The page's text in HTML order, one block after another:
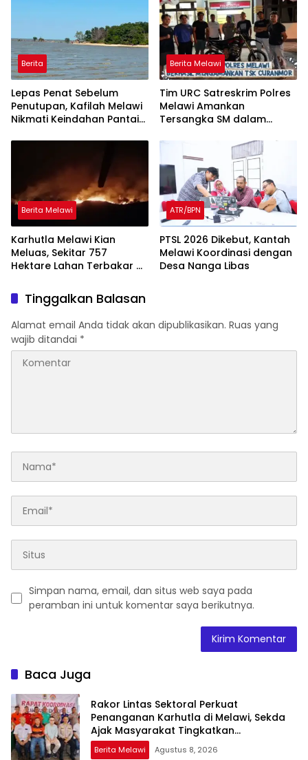
Berita
Lepas Penat Sebelum
Penutupan, Kafilah Melawi
Nikmati Keindahan Pantai
Berita Melawi
Tim URC Satreskrim Polres
Melawi Amankan
Tersangka SM dalam
Paal
Berita Melawi
Karhutla Melawi Kian
Meluas, Sekitar 757
Hektare Lahan Terbakar di
ATR/BPN
PTSL 2026 Dikebut, Kantah
Melawi Koordinasi dengan
Desa Nanga Libas
Tinggalkan Balasan
Alamat email Anda tidak akan dipublikasikan. Ruas yang
wajib ditandai *
Simpan nama, email, dan situs web saya pada
peramban ini untuk komentar saya berikutnya.
Baca Juga
Rakor Lintas Sektoral Perkuat
Penanganan Karhutla di Melawi, Sekda
Ajak Masyarakat Tingkatkan
Kewaspadaan
Berita Melawi Agustus 8, 2026